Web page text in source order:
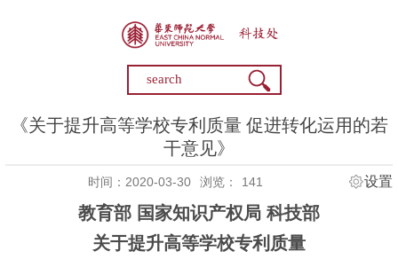
《关于提升高等学校专利质量 促进转化运用的若
干意见》
时间：2020-03-30 浏览： 141 设置
教育部 国家知识产权局 科技部
关于提升高等学校专利质量